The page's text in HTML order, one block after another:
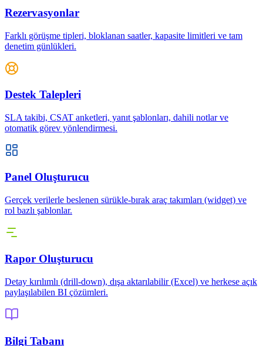
Rezervasyonlar
Farklı görüşme tipleri, bloklanan saatler, kapasite limitleri ve tam
denetim günlükleri.
Destek Talepleri
SLA takibi, CSAT anketleri, yanıt şablonları, dahili notlar ve
otomatik görev yönlendirmesi.
Panel Oluşturucu
Gerçek verilerle beslenen sürükle-bırak araç takımları (widget) ve
rol bazlı şablonlar.
Rapor Oluşturucu
Detay kırılımlı (drill-down), dışa aktarılabilir (Excel) ve herkese açık
paylaşılabilen BI çözümleri.
Bilgi Tabanı